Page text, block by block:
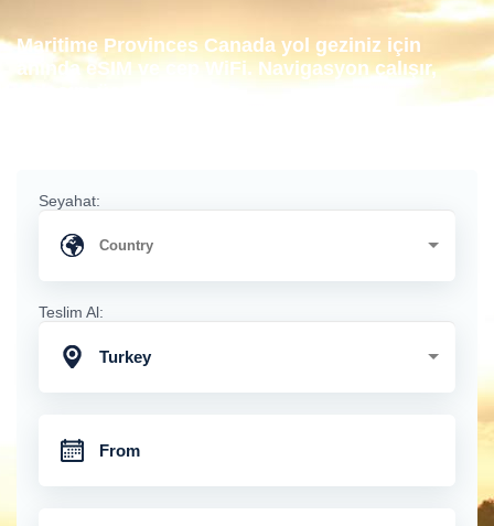
Maritime Provinces Canada yol geziniz için
anında eSIM ve cep WiFi. Navigasyon çalışır,
Seyahat:
Teslim Al:
Turkey